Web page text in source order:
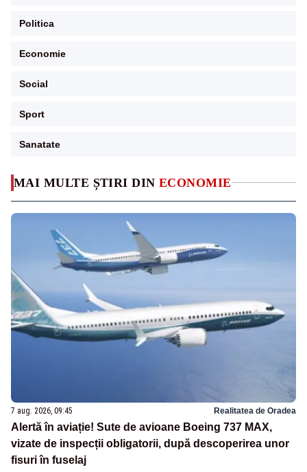
MAI MULTE ȘTIRI DIN ECONOMIE
7 aug. 2026, 09:45 Realitatea de Oradea
Alertă în aviație! Sute de avioane Boeing 737 MAX,
vizate de inspecții obligatorii, după descoperirea unor
fisuri în fuselaj
Politica
Economie
Social
Sport
Sanatate